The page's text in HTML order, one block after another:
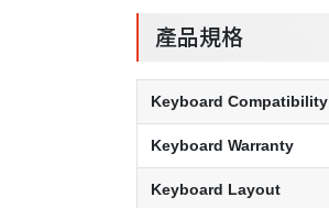
產品規格
Keyboard Compatibility
Keyboard Warranty
Keyboard Layout